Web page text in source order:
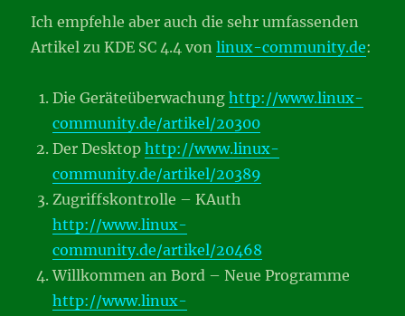
Ich empfehle aber auch die sehr umfassenden
Artikel zu KDE SC 4.4 vonlinux-community.de:
Die Geräteüberwachunghttp://www.linux-
community.de/artikel/20300
Der Desktophttp://www.linux-
community.de/artikel/20389
Zugriffskontrolle – KAuth
http://www.linux-
community.de/artikel/20468
Willkommen an Bord – Neue Programme
http://www.linux-